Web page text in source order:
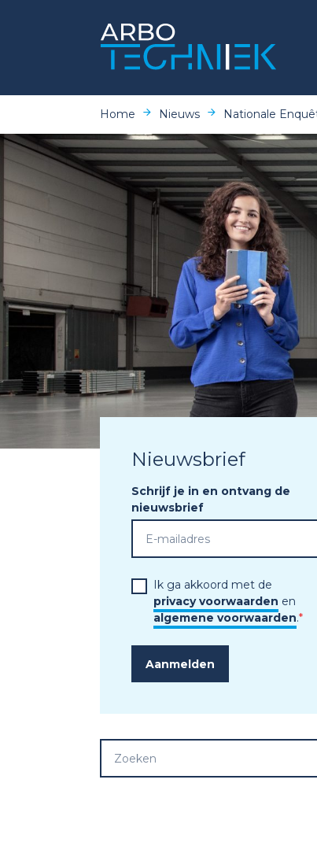
Home Nieuws Nationale
Nieuwsbrief
Schrijf je in en ontvang de
nieuwsbrief
Ik ga akkoord met de
privacy voorwaarden en
algemene voorwaarden.*